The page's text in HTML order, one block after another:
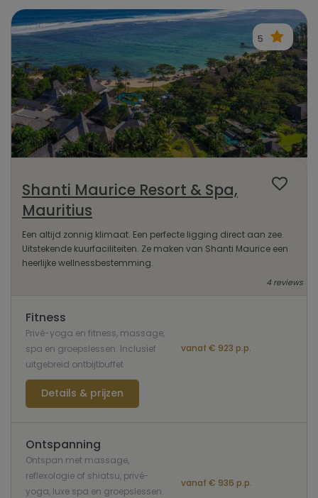
5
Shanti Maurice Resort & Spa,
Mauritius
Een altijd zonnig klimaat. Een perfecte ligging direct aan zee.
Uitstekende kuurfaciliteiten. Ze maken van Shanti Maurice een
heerlijke wellnessbestemming.
4 reviews
Fitness
Privé-yoga en fitness, massage,
spa en groepslessen. Inclusief
uitgebreid ontbijtbuffet
vanaf € 923 p.p.
Details & prijzen
Ontspanning
Ontspan met massage,
reflexologie of shiatsu, privé-
yoga, luxe spa en groepslessen.
vanaf € 936 p.p.